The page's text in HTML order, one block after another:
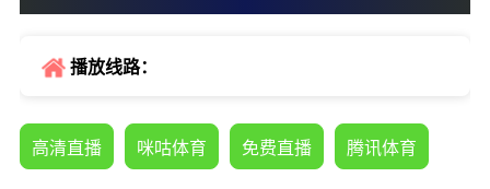
完赛
播放线路：
高清直播 咪咕体育 免费直播 腾讯体育